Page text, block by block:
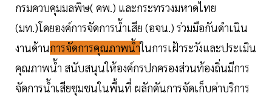
กรมควบคุมมลพิษ( คพ.) และกระทรวงมหาดไทย
(มท.)โดยองค์การจัดการน้ำเสีย (อจน.) ร่วมมือกันดำเนิน
งานด้านการจัดการคุณภาพน้ำในการเฝ้าระวังและประเมิน
คุณภาพน้ำ สนับสนุนให้องค์กรปกครองส่วนท้องถิ่นมีการ
จัดการน้ำเสียชุมชนในพื้นที่ ผลักดันการจัดเก็บค่าบริการ